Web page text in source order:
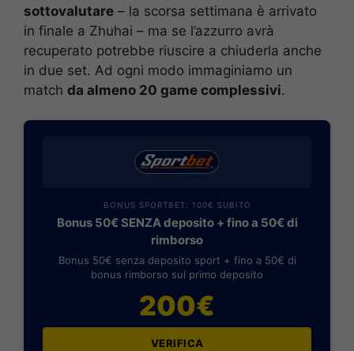
sottovalutare – la scorsa settimana è arrivato
in finale a Zhuhai – ma se l’azzurro avrà
recuperato potrebbe riuscire a chiuderla anche
in due set. Ad ogni modo immaginiamo un
match da almeno 20 game complessivi.
BONUS SPORTBET: 100€ SUBITO
Bonus 50€ SENZA deposito + fino a 50€ di
rimborso
Bonus 50€ senza deposito sport + fino a 50€ di
bonus rimborso sul primo deposito
200€
VERIFICA